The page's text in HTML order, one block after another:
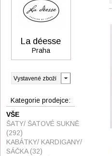
La déesse
Praha
Kategorie prodejce:
VŠE
ŠATY/ ŠATOVÉ SUKNĚ
(292)
KABÁTKY/ KARDIGANY/
SÁČKA(32)